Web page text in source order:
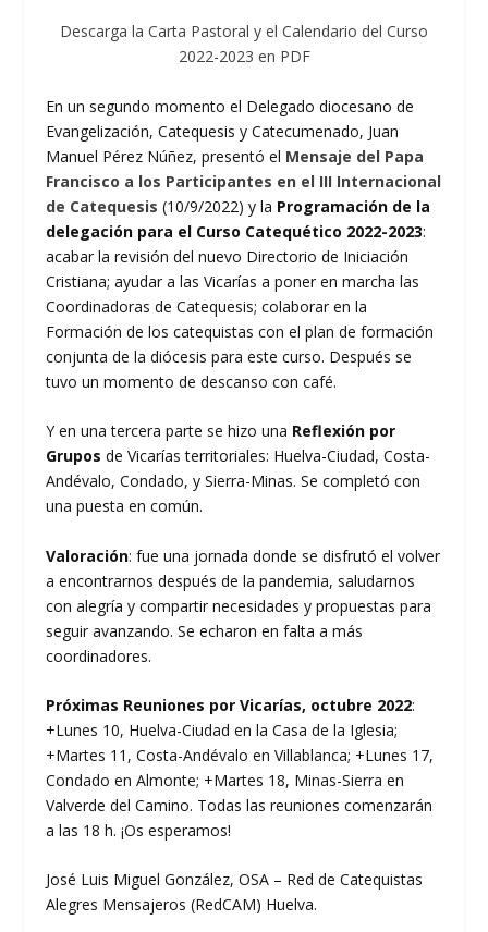
Descarga la Carta Pastoral y el Calendario del Curso
2022-2023 en PDF
En un segundo momento el Delegado diocesano de
Evangelización, Catequesis y Catecumenado, Juan
Manuel Pérez Núñez, presentó el Mensaje del Papa
Francisco a los Participantes en el III Internacional
de Catequesis (10/9/2022) y la Programación de la
delegación para el Curso Catequético 2022-2023:
acabar la revisión del nuevo Directorio de Iniciación
Cristiana; ayudar a las Vicarías a poner en marcha las
Coordinadoras de Catequesis; colaborar en la
Formación de los catequistas con el plan de formación
conjunta de la diócesis para este curso. Después se
tuvo un momento de descanso con café.
Y en una tercera parte se hizo una Reflexión por
Grupos de Vicarías territoriales: Huelva-Ciudad, Costa-
Andévalo, Condado, y Sierra-Minas. Se completó con
una puesta en común.
Valoración: fue una jornada donde se disfrutó el volver
a encontrarnos después de la pandemia, saludarnos
con alegría y compartir necesidades y propuestas para
seguir avanzando. Se echaron en falta a más
coordinadores.
Próximas Reuniones por Vicarías, octubre 2022:
+Lunes 10, Huelva-Ciudad en la Casa de la Iglesia;
+Martes 11, Costa-Andévalo en Villablanca; +Lunes 17,
Condado en Almonte; +Martes 18, Minas-Sierra en
Valverde del Camino. Todas las reuniones comenzarán
a las 18 h. ¡Os esperamos!
José Luis Miguel González, OSA – Red de Catequistas
Alegres Mensajeros (RedCAM) Huelva.